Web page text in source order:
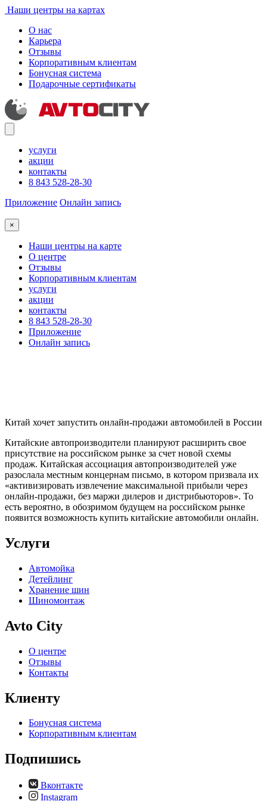
Наши центры на картах
О нас
Карьера
Отзывы
Корпоративным клиентам
Бонусная система
Подарочные сертификаты
услуги
акции
контакты
8 843 528-28-30
Приложение Онлайн запись
×
Наши центры на карте
О центре
Отзывы
Корпоративным клиентам
услуги
акции
контакты
8 843 528-28-30
Приложение
Онлайн запись
Китай хочет запустить онлайн-продажи автомобилей в России
Китайские автопроизводители планируют расширить свое
присутствие на российском рынке за счет новой схемы
продаж. Китайская ассоциация автопроизводителей уже
разослала местным концернам письмо, в котором призвала их
«активизировать извлечение максимальной прибыли через
онлайн-продажи, без маржи дилеров и дистрибьюторов». То
есть вероятно, в обозримом будущем на российском рынке
появится возможность купить китайские автомобили онлайн.
Услуги
Автомойка
Детейлинг
Хранение шин
Шиномонтаж
Avto City
О центре
Отзывы
Контакты
Клиенту
Бонусная система
Корпоративным клиентам
Подпишись
Вконтакте
Instagram